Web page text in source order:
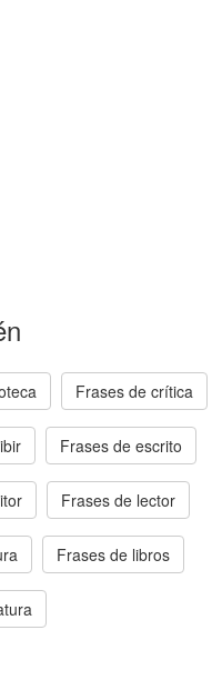
Frases de crítica
Frases de escrito
Frases de lector
Frases de libros